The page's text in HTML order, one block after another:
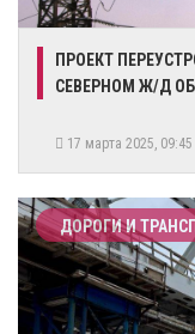
ПРОЕКТ
СЕВЕРНОМ Ж/Д
17 марта 2025, 09:45
ДОРОГИ И